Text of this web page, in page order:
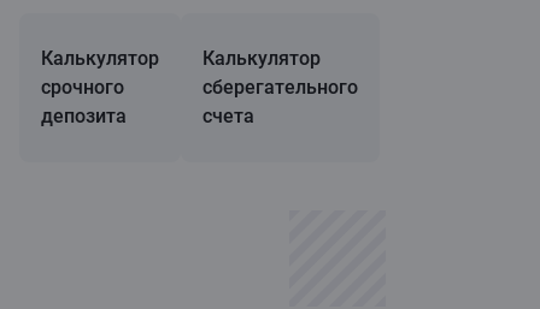
Калькулятор
срочного
депозита
Калькулятор
сберегательного
счета